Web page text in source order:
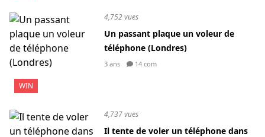
WIN
4,752 vues
Un passant plaque un voleur de
téléphone (Londres)
3 ans 14 com
4,737 vues
Il tente de voler un téléphone dans